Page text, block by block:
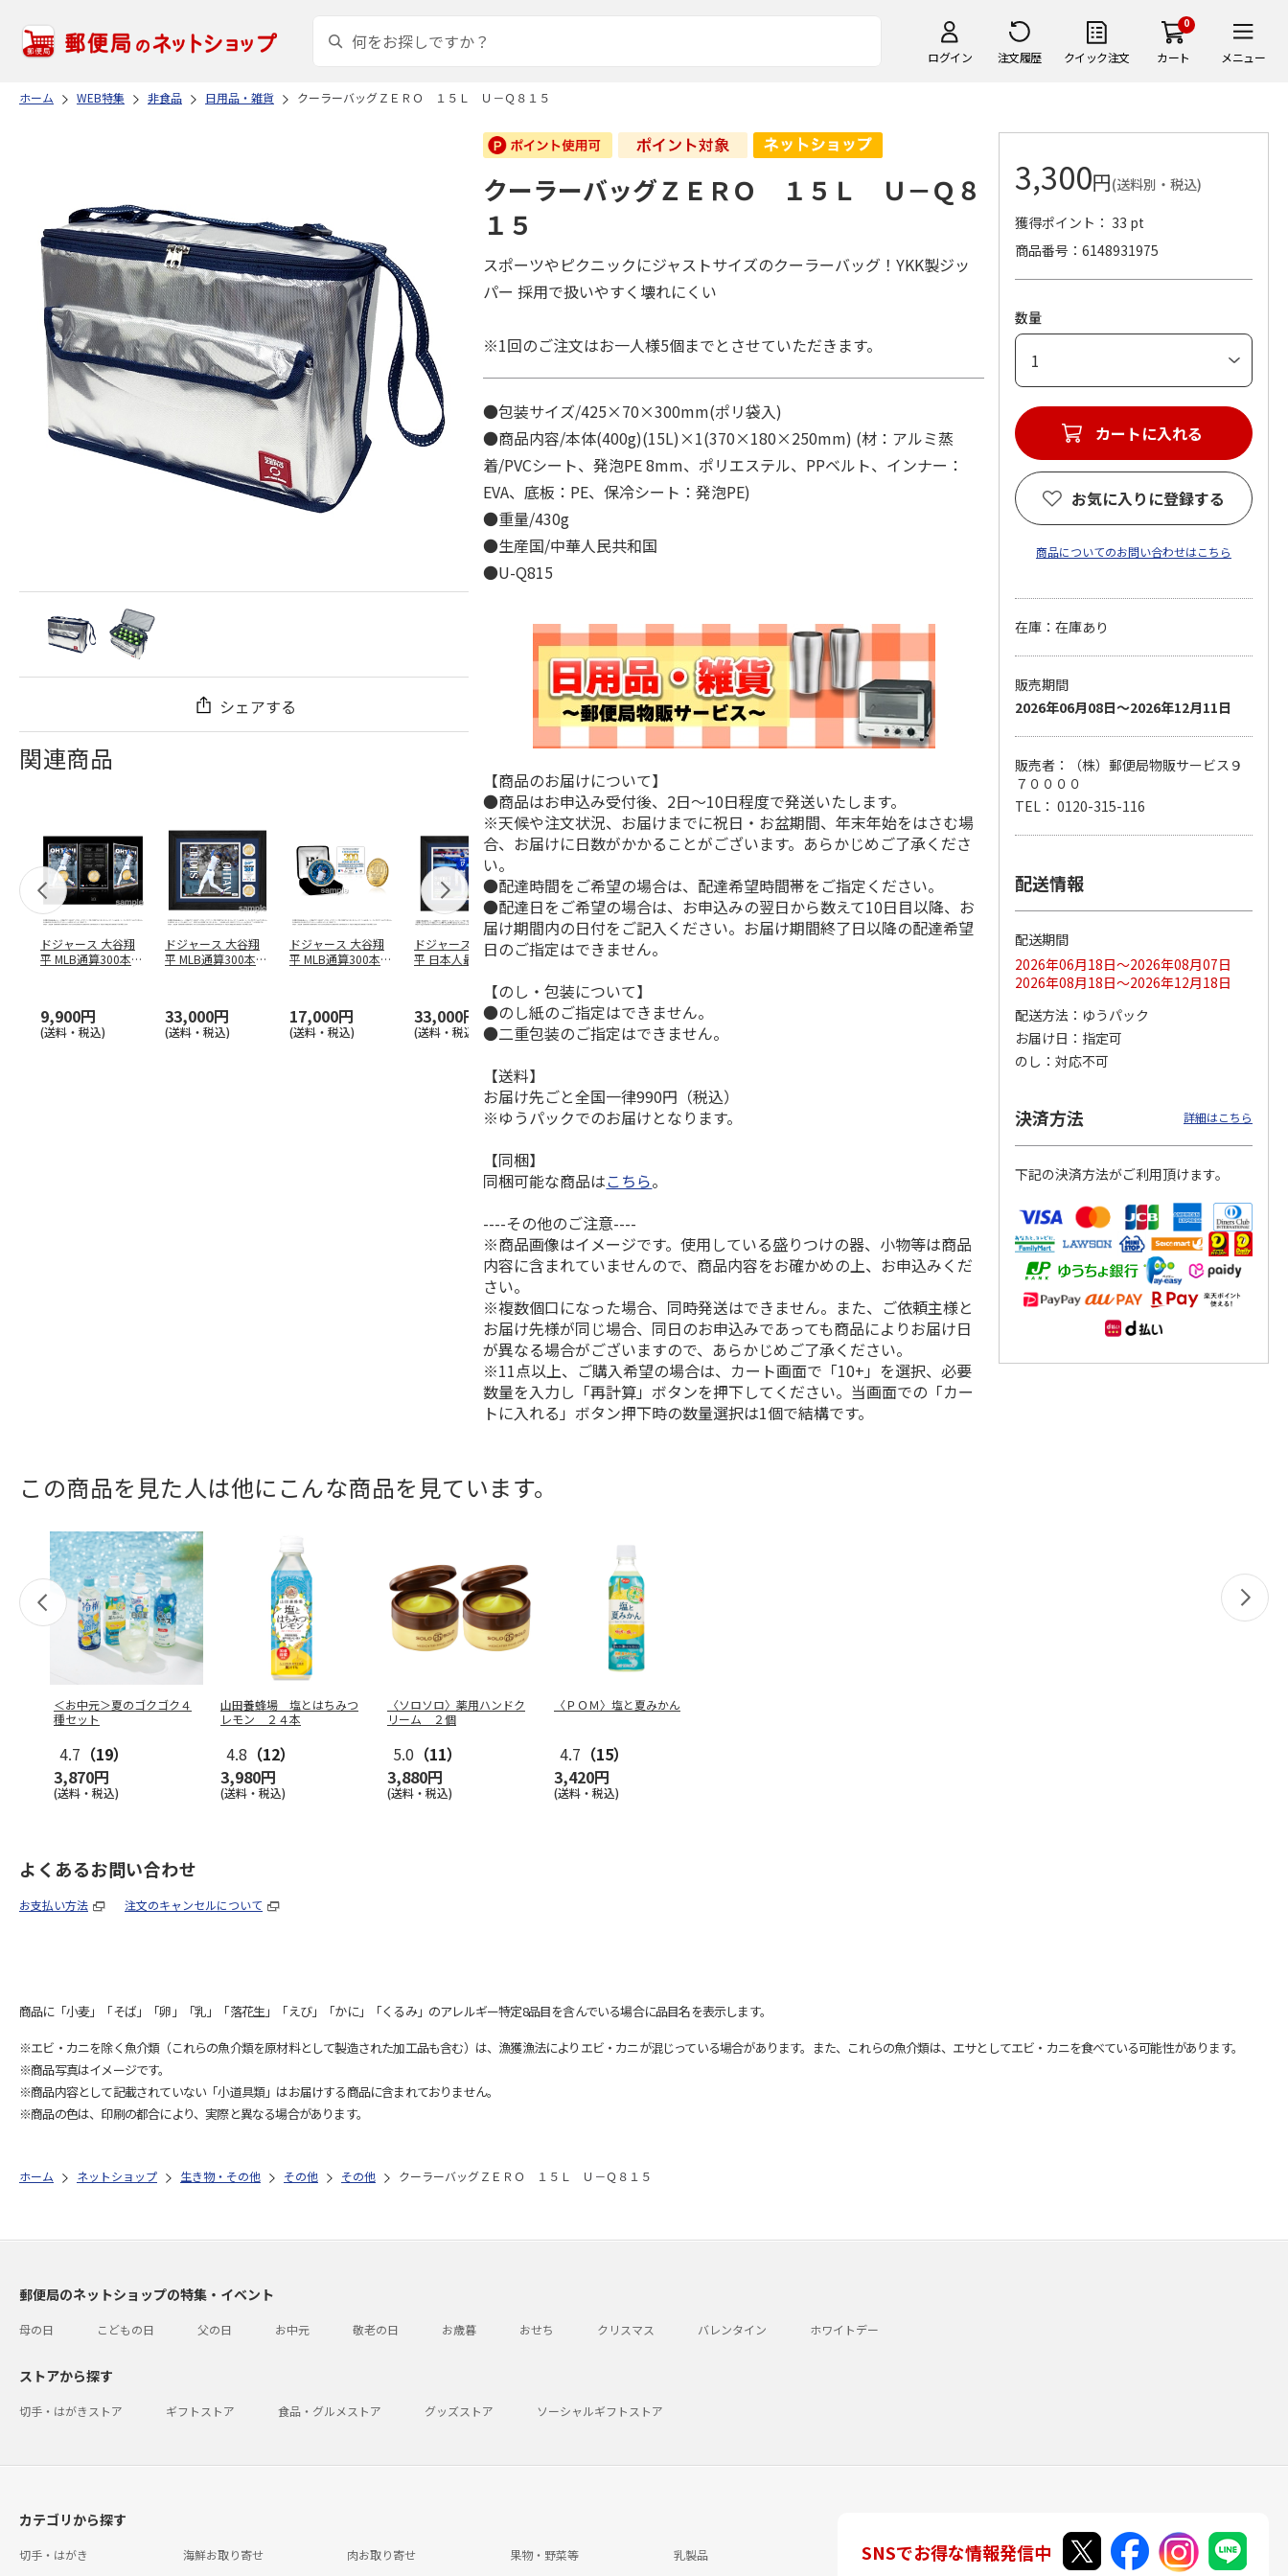
ログイン 注文履歴 クイック注文
0
カート メニュー
ホーム WEB特集 非食品 日用品・雑貨 クーラーバッグＺＥＲＯ １５Ｌ Ｕ－Ｑ８１５
シェアする
関連商品
ドジャース 大谷翔
平 MLB通算300本塁
9,900円
(送料・税込)
ドジャース 大谷翔
平 MLB通算300本塁
33,000円
(送料・税込)
ドジャース 大谷翔
平 MLB通算300本塁
17,000円
(送料・税込)
ドジャース 大谷翔
平 日本人最多53試
33,000円
(送料・税込)
MLB ドジャース 大
谷翔平 2026 NL 3・
33,000円
(送料・税込)
9,900円
(送料・税込)
ドジャース 大谷翔
平 日本人最多53試
合連続出塁記念 シ
ル…
17,000円
(送料・税込)
谷翔平 2026 NL 3・
4月投手…
クーラーバッグＺＥＲＯ １５Ｌ Ｕ－Ｑ８
１５
スポーツやピクニックにジャストサイズのクーラーバッグ！YKK製ジッ
パー 採用で扱いやすく壊れにくい
※1回のご注文はお一人様5個までとさせていただきます。
●包装サイズ/425×70×300mm(ポリ袋入)
●商品内容/本体(400g)(15L)×1(370×180×250mm) (材：アルミ蒸
着/PVCシート、発泡PE 8mm、ポリエステル、PPベルト、インナー：
EVA、底板：PE、保冷シート：発泡PE)
●重量/430g
●生産国/中華人民共和国
●U-Q815
【商品のお届けについて】
●商品はお申込み受付後、2日～10日程度で発送いたします。
※天候や注文状況、お届けまでに祝日・お盆期間、年末年始をはさむ場
合、お届けに日数がかかることがございます。あらかじめご了承くださ
い。
●配達時間をご希望の場合は、配達希望時間帯をご指定ください。
●配達日をご希望の場合は、お申込みの翌日から数えて10日目以降、お
届け期間内の日付をご記入ください。お届け期間終了日以降の配達希望
日のご指定はできません。
【のし・包装について】
●のし紙のご指定はできません。
●二重包装のご指定はできません。
【送料】
お届け先ごと全国一律990円（税込）
※ゆうパックでのお届けとなります。
【同梱】
同梱可能な商品はこちら。
----その他のご注意----
※商品画像はイメージです。使用している盛りつけの器、小物等は商品
内容に含まれていませんので、商品内容をお確かめの上、お申込みくだ
さい。
※複数個口になった場合、同時発送はできません。また、ご依頼主様と
お届け先様が同じ場合、同日のお申込みであっても商品によりお届け日
が異なる場合がございますので、あらかじめご了承ください。
※11点以上、ご購入希望の場合は、カート画面で「10+」を選択、必要
数量を入力し「再計算」ボタンを押下してください。当画面での「カー
トに入れる」ボタン押下時の数量選択は1個で結構です。
3,300円(送料別・税込)
獲得ポイント： 33 pt
商品番号
6148931975
数量
カートに入れる
お気に入りに登録する
商品についてのお問い合わせはこちら
在庫：在庫あり
販売期間
2026年06月08日～2026年12月11日
販売者：（株）郵便局物販サービス９
７００００
TEL： 0120-315-116
配送情報
配送期間
2026年06月18日～2026年08月07日
2026年08月18日～2026年12月18日
配送方法
ゆうパック
お届け日
指定可
のし
対応不可
決済方法 詳細はこちら
下記の決済方法がご利用頂けます。
この商品を見た人は他にこんな商品を見ています。
＜お中元＞夏のゴクゴク４
種セット
4.7 （19）
3,870円
(送料・税込)
山田養蜂場 塩とはちみつ
レモン ２４本
4.8 （12）
3,980円
(送料・税込)
〈ソロソロ〉薬用ハンドク
リーム ２個
5.0 （11）
3,880円
(送料・税込)
〈ＰＯＭ〉塩と夏みかん
4.7 （15）
3,420円
(送料・税込)
よくあるお問い合わせ
お支払い方法 注文のキャンセルについて
商品に「小麦」「そば」「卵」「乳」「落花生」「えび」「かに」「くるみ」のアレルギー特定8品目を含んでいる場合に品目名を表示します。
※エビ・カニを除く魚介類（これらの魚介類を原材料として製造された加工品も含む）は、漁獲漁法によりエビ・カニが混じっている場合があります。また、これらの魚介類は、エサとしてエビ・カニを食べている可能性があります。
※商品写真はイメージです。
※商品内容として記載されていない「小道具類」はお届けする商品に含まれておりません。
※商品の色は、印刷の都合により、実際と異なる場合があります。
ホーム ネットショップ 生き物・その他 その他 その他 クーラーバッグＺＥＲＯ １５Ｌ Ｕ－Ｑ８１５
郵便局のネットショップの特集・イベント
母の日 こどもの日 父の日 お中元 敬老の日 お歳暮 おせち クリスマス バレンタイン ホワイトデー
ストアから探す
切手・はがきストア ギフトストア 食品・グルメストア グッズストア ソーシャルギフトストア
カテゴリから探す
切手・はがき 海鮮お取り寄せ 肉お取り寄せ 果物・野菜等 乳製品 SNSでお得な情報発信中